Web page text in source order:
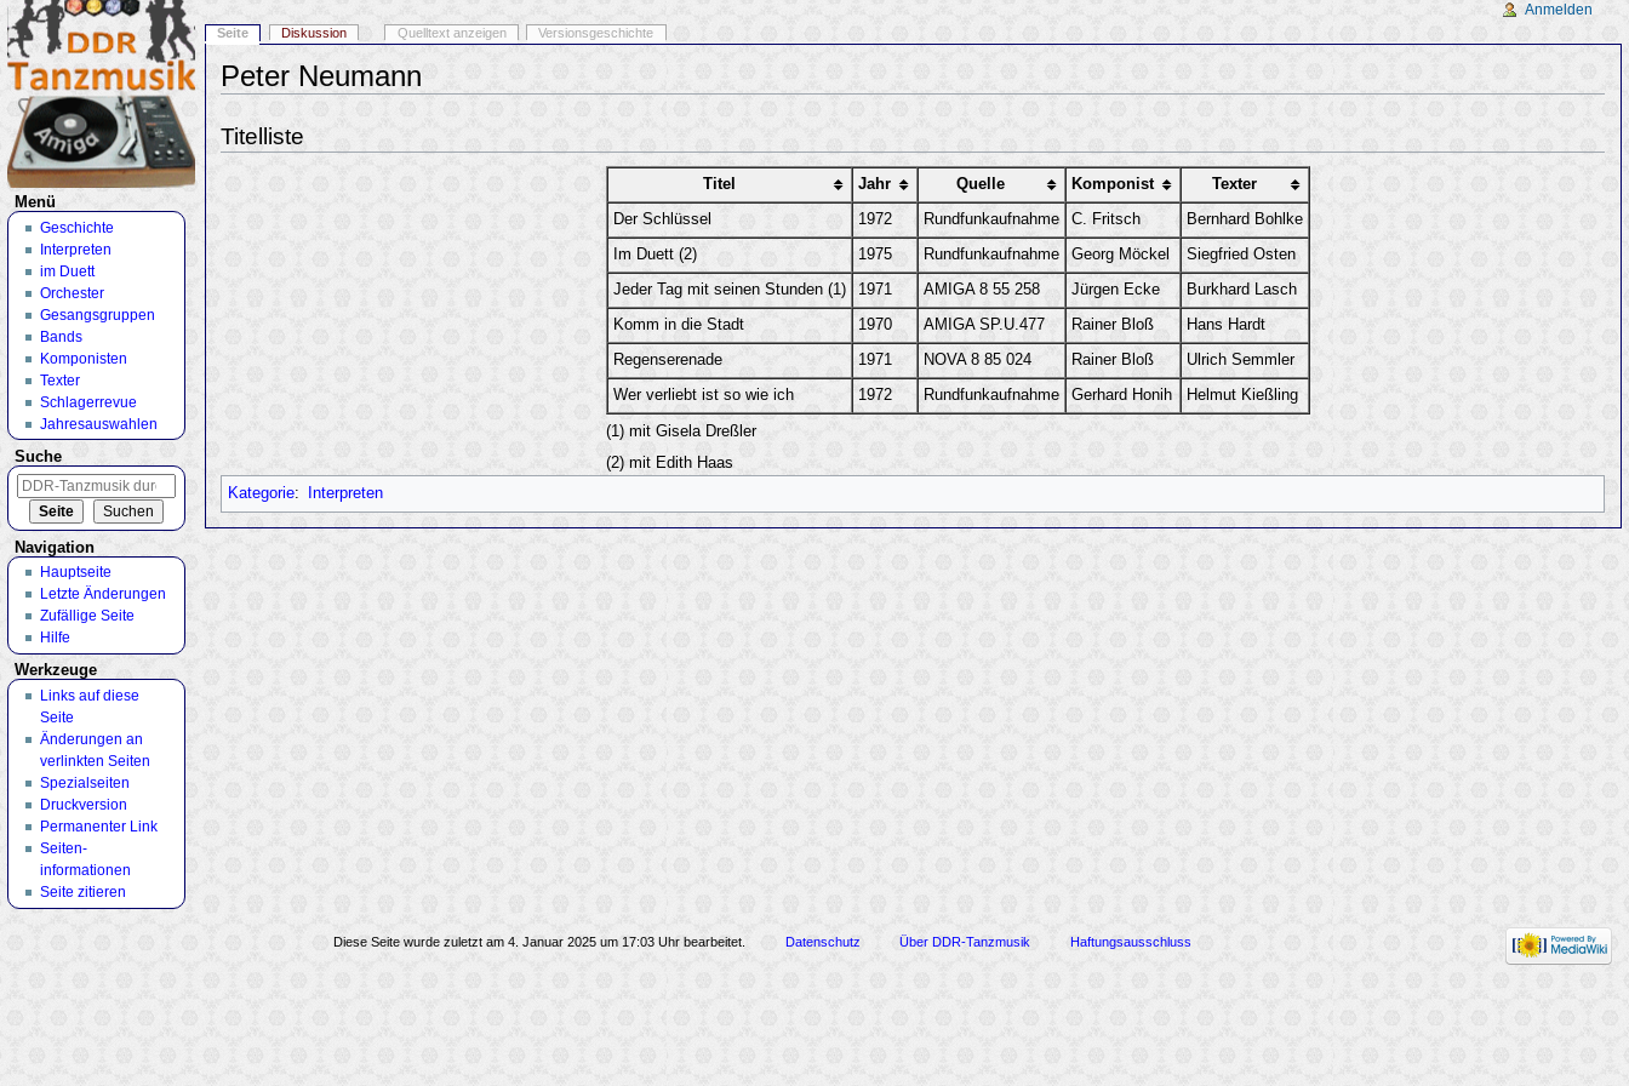
Peter Neumann
Titelliste
Titel Jahr Quelle Komponist Texter
Der Schlüssel 1972 Rundfunkaufnahme C. Fritsch Bernhard Bohlke
Im Duett (2) 1975 Rundfunkaufnahme Georg Möckel Siegfried Osten
Jeder Tag mit seinen Stunden (1) 1971 AMIGA 8 55 258 Jürgen Ecke Burkhard Lasch
Komm in die Stadt 1970 AMIGA SP.U.477 Rainer Bloß Hans Hardt
Regenserenade 1971 NOVA 8 85 024 Rainer Bloß Ulrich Semmler
Wer verliebt ist so wie ich 1972 Rundfunkaufnahme Gerhard Honih Helmut Kießling
(1) mit Gisela Dreßler
(2) mit Edith Haas
Kategorie: Interpreten
Seite Diskussion Quelltext anzeigen Versionsgeschichte
Anmelden
Menü
Geschichte
Interpreten
im Duett
Orchester
Gesangsgruppen
Bands
Komponisten
Texter
Schlagerrevue
Jahresauswahlen
Suche
Navigation
Hauptseite
Letzte Änderungen
Zufällige Seite
Hilfe
Werkzeuge
Links auf diese
Seite
Änderungen an
verlinkten Seiten
Spezialseiten
Druckversion
Permanenter Link
Seiten­
informationen
Seite zitieren
Diese Seite wurde zuletzt am 4. Januar 2025 um 17:03 Uhr bearbeitet. Datenschutz Über DDR-Tanzmusik Haftungsausschluss